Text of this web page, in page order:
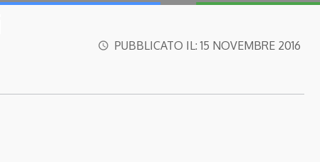
access_time PUBBLICATO IL:15 NOVEMBRE 2016